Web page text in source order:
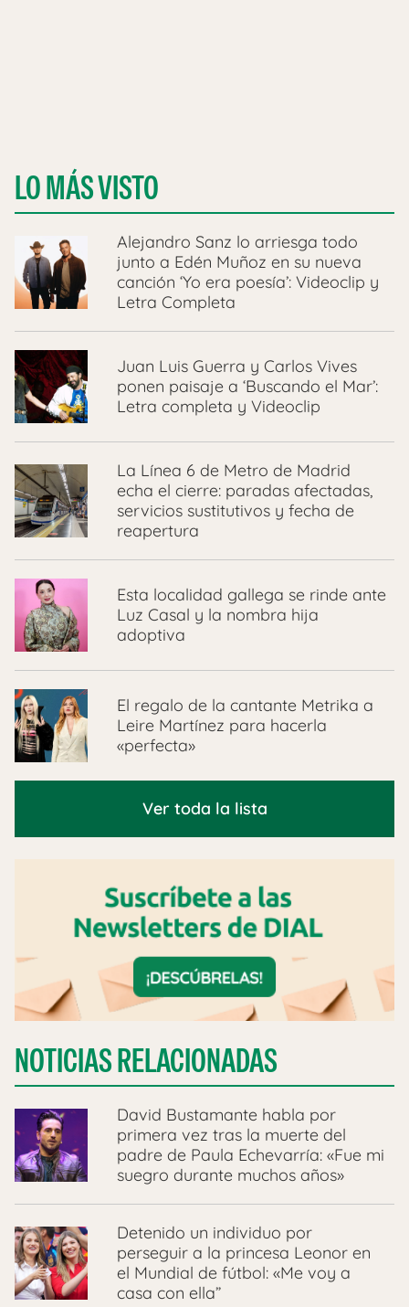
LO MÁS VISTO
Alejandro Sanz lo arriesga todo
junto a Edén Muñoz en su nueva
canción ‘Yo era poesía’: Videoclip y
Letra Completa
Juan Luis Guerra y Carlos Vives
ponen paisaje a ‘Buscando el Mar’:
Letra completa y Videoclip
La Línea 6 de Metro de Madrid
echa el cierre: paradas afectadas,
servicios sustitutivos y fecha de
reapertura
Esta localidad gallega se rinde ante
Luz Casal y la nombra hija
adoptiva
El regalo de la cantante Metrika a
Leire Martínez para hacerla
«perfecta»
Ver toda la lista
NOTICIAS RELACIONADAS
David Bustamante habla por
primera vez tras la muerte del
padre de Paula Echevarría: «Fue mi
suegro durante muchos años»
Detenido un individuo por
perseguir a la princesa Leonor en
el Mundial de fútbol: «Me voy a
casa con ella”